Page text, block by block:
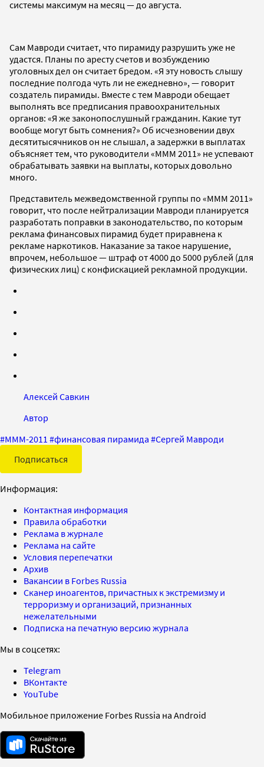
системы максимум на месяц — до августа.
Сам Мавроди считает, что пирамиду разрушить уже не
удастся. Планы по аресту счетов и возбуждению
уголовных дел он считает бредом. «Я эту новость слышу
последние полгода чуть ли не ежедневно», — говорит
создатель пирамиды. Вместе с тем Мавроди обещает
выполнять все предписания правоохранительных
органов: «Я же законопослушный гражданин. Какие тут
вообще могут быть сомнения?» Об исчезновении двух
десятитысячников он не слышал, а задержки в выплатах
объясняет тем, что руководители «МММ 2011» не успевают
обрабатывать заявки на выплаты, которых довольно
много.
Представитель межведомственной группы по «МММ 2011»
говорит, что после нейтрализации Мавроди планируется
разработать поправки в законодательство, по которым
реклама финансовых пирамид будет приравнена к
рекламе наркотиков. Наказание за такое нарушение,
впрочем, небольшое — штраф от 4000 до 5000 рублей (для
физических лиц) с конфискацией рекламной продукции.
Алексей Савкин
Автор
#МММ-2011 #финансовая пирамида #Сергей Мавроди
Подписаться
Информация:
Контактная информация
Правила обработки
Реклама в журнале
Реклама на сайте
Условия перепечатки
Архив
Вакансии в Forbes Russia
Сканер иноагентов, причастных к экстремизму и
терроризму и организаций, признанных
нежелательными
Подписка на печатную версию журнала
Мы в соцсетях:
Telegram
ВКонтакте
YouTube
Мобильное приложение Forbes Russia на Android